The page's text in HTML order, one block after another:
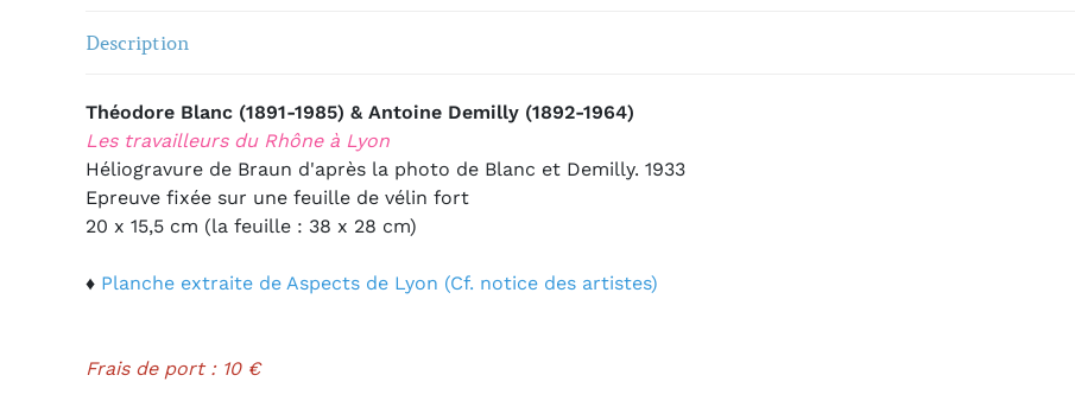
Description
Théodore Blanc (1891-1985) & Antoine Demilly (1892-1964)
Les travailleurs du Rhône à Lyon
Héliogravure de Braun d'après la photo de Blanc et Demilly. 1933
Epreuve fixée sur une feuille de vélin fort
20 x 15,5 cm (la feuille : 38 x 28 cm)
♦ Planche extraite de Aspects de Lyon (Cf. notice des artistes)
Frais de port : 10 €